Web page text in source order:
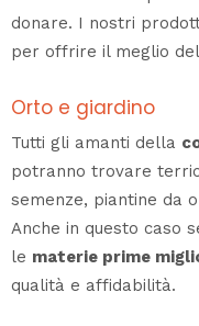
donare. I nostri
per offrire il meglio
Orto e giardino
Tutti gli amanti della
potranno trovare
semenze, piantine da
Anche in questo caso
le materie prime
qualità e affidabilità.